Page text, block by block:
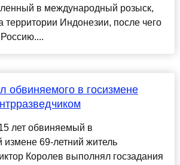
в международный розыск,
территории Индонезии, после чего
обвиняемого в госизмене
лет обвиняемый в
измене 69-летний житель
Королев выполнял госзадания